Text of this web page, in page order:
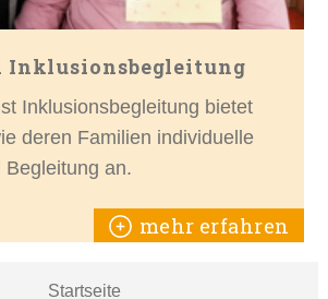
Inklusionsbegleitung
Inklusionsbegleitung bietet
deren Familien individuelle
Begleitung an.
mehr erfahren
Startseite